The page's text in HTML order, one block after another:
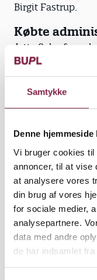
Samtykke
Denne
Vi bruger cookies
annoncer, til at vise
at analysere vores
din brug af vores
for sociale medier,
analysepartnere.
data med andre
de har indsamlet
Birgit Fastrup.
Købte
Jette Schæfer er
Odder. Hun
computeren som
Men hun har
at betale for en
”Det gør det
opgaven selv,
mange fejl. Det
ud af det,” siger
(...) skal vi